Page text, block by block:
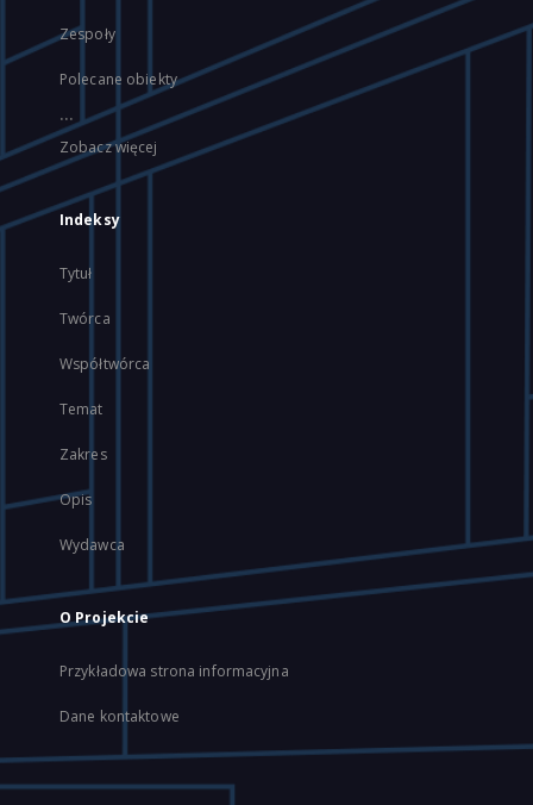
Zespoły
Polecane obiekty
...
Zobacz więcej
Indeksy
Tytuł
Twórca
Współtwórca
Temat
Zakres
Opis
Wydawca
O Projekcie
Przykładowa strona informacyjna
Dane kontaktowe